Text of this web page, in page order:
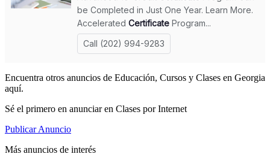
Encuentra otros anuncios de Educación, Cursos y Clases en Georgia
aquí.
Sé el primero en anunciar en Clases por Internet
Publicar Anuncio
Más anuncios de interés